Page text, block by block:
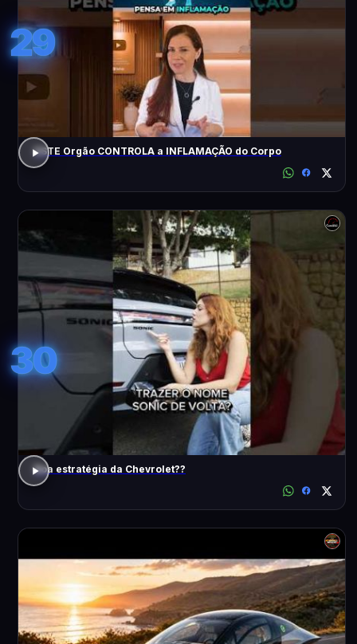
29
ESTE Orgão CONTROLA a INFLAMAÇÃO do Corpo
30
Boa estratégia da Chevrolet??